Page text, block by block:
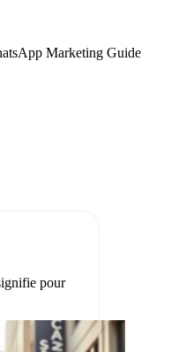
Marketing Guide
pour